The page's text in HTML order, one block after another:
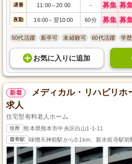
遅番 11:00～20:00 - 募集 募
夜勤 16:00～ 翌10:00 60分 募集 募
50代活躍 新卒可 未経験可 60代活躍 学
お気に入り に追加
新着
メディカル・リハビリホ
求人
住宅型有料老人ホーム
住所 熊本県熊本市中央区白山1-1-11
最寄駅 味噌天神前駅から0.1km、新水前寺駅